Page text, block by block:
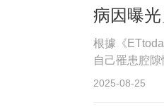
病因曝
根據《
自己罹患腔
2025-08-25